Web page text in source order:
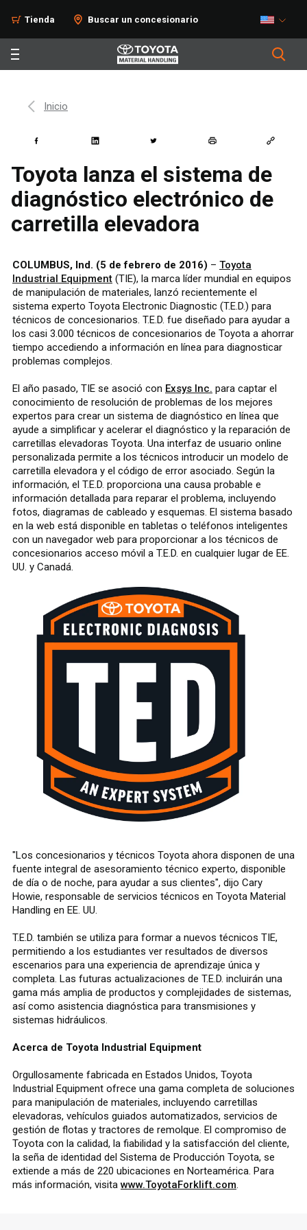
Tienda Buscar un concesionario
Inicio
Toyota lanza el sistema de
diagnóstico electrónico de
carretilla elevadora
COLUMBUS, Ind. (5 de febrero de 2016) – Toyota
Industrial Equipment (TIE), la marca líder mundial en equipos
de manipulación de materiales, lanzó recientemente el
sistema experto Toyota Electronic Diagnostic (T.E.D.) para
técnicos de concesionarios. T.E.D. fue diseñado para ayudar a
los casi 3.000 técnicos de concesionarios de Toyota a ahorrar
tiempo accediendo a información en línea para diagnosticar
problemas complejos.
El año pasado, TIE se asoció con Exsys Inc. para captar el
conocimiento de resolución de problemas de los mejores
expertos para crear un sistema de diagnóstico en línea que
ayude a simplificar y acelerar el diagnóstico y la reparación de
carretillas elevadoras Toyota. Una interfaz de usuario online
personalizada permite a los técnicos introducir un modelo de
carretilla elevadora y el código de error asociado. Según la
información, el T.E.D. proporciona una causa probable e
información detallada para reparar el problema, incluyendo
fotos, diagramas de cableado y esquemas. El sistema basado
en la web está disponible en tabletas o teléfonos inteligentes
con un navegador web para proporcionar a los técnicos de
concesionarios acceso móvil a T.E.D. en cualquier lugar de EE.
UU. y Canadá.
"Los concesionarios y técnicos Toyota ahora disponen de una
fuente integral de asesoramiento técnico experto, disponible
de día o de noche, para ayudar a sus clientes", dijo Cary
Howie, responsable de servicios técnicos en Toyota Material
Handling en EE. UU.
T.E.D. también se utiliza para formar a nuevos técnicos TIE,
permitiendo a los estudiantes ver resultados de diversos
escenarios para una experiencia de aprendizaje única y
completa. Las futuras actualizaciones de T.E.D. incluirán una
gama más amplia de productos y complejidades de sistemas,
así como asistencia diagnóstica para transmisiones y
sistemas hidráulicos.
Acerca de Toyota Industrial Equipment
Orgullosamente fabricada en Estados Unidos, Toyota
Industrial Equipment ofrece una gama completa de soluciones
para manipulación de materiales, incluyendo carretillas
elevadoras, vehículos guiados automatizados, servicios de
gestión de flotas y tractores de remolque. El compromiso de
Toyota con la calidad, la fiabilidad y la satisfacción del cliente,
la seña de identidad del Sistema de Producción Toyota, se
extiende a más de 220 ubicaciones en Norteamérica. Para
más información, visita www.ToyotaForklift.com.